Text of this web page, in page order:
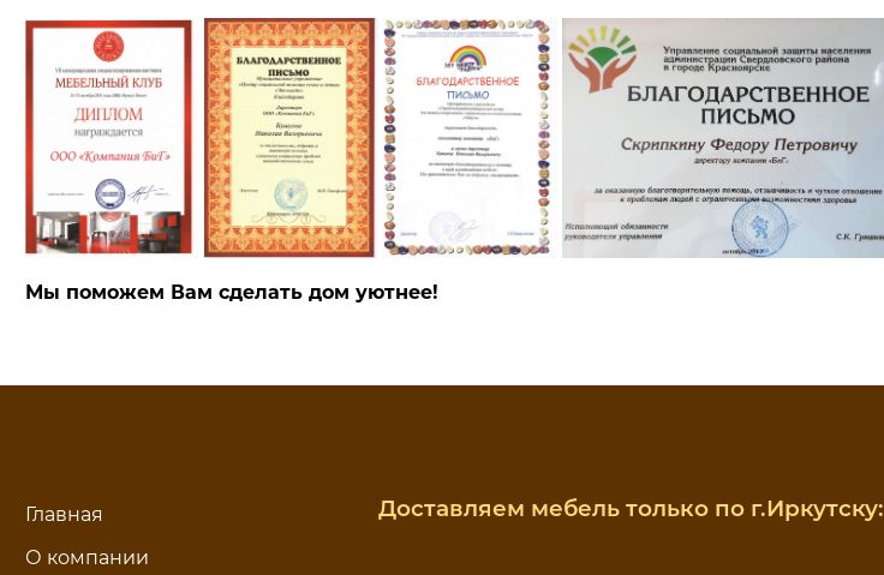
Мы поможем Вам сделать дом уютнее!
Главная
О компании
Доставляем мебель только по г.Иркутску: